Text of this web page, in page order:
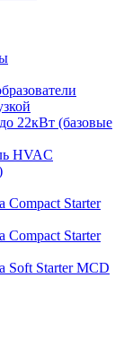
22кВт (базовые
HVAC
Compact Starter
Compact Starter
Soft Starter MCD